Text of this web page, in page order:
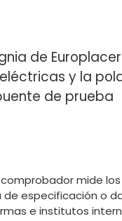
de Europlacer
y la
de prueba
mide
especificación o
e institutos